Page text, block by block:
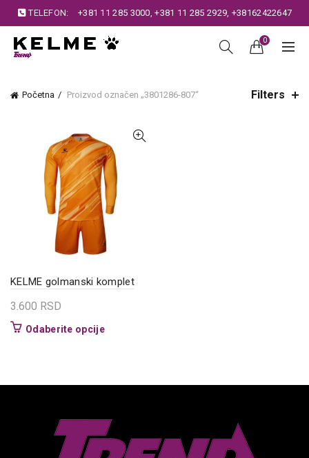
TELEFON: +381 11 285 3000,+381 11 285 2929, +38162422647
0
Početna Proizvod označen „3801286-807“ Filters
KELME golmanski komplet
3.600 RSD
Odaberite opcijeOvaj
varijanti.
mogu
biti
izabrane